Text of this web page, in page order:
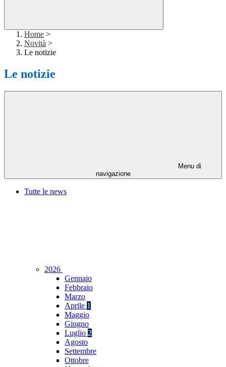
Home >
Novità >
Le notizie
Le notizie
Menu di
navigazione
Tutte le news
2026
Gennaio
Febbraio
Marzo
Aprile 1
Maggio
Giugno
Luglio 2
Agosto
Settembre
Ottobre